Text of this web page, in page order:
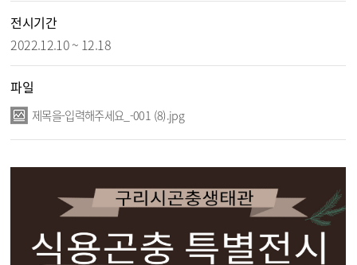
전시기간
2022.12.10 ~ 12.18
파일
제목을-입력해주세요_-001 (8).jpg